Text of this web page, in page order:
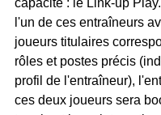
capacité : le Link-up
l'un de ces entraîneurs
joueurs titulaires
rôles et postes précis
profil de l'entraîneur),
ces deux joueurs sera